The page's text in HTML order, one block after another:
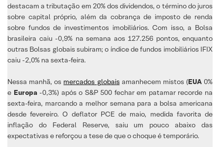
destacam a tributação em 20% dos dividendos, o término do juros
sobre capital próprio, além da cobrança de imposto de renda
sobre fundos de investimentos imobiliários. Com isso, a Bolsa
brasileira caiu -0,9% na semana aos 127.256 pontos, enquanto
outras Bolsas globais subiram; o índice de fundos imobiliários IFIX
caiu -2,0% na sexta-feira.
Nessa manhã, os mercados globais amanhecem mistos (EUA0%
e Europa-0,3%) após o S&P 500 fechar em patamar recorde na
sexta-feira, marcando a melhor semana para a bolsa americana
desde fevereiro. O deflator PCE de maio, medida favorita de
inflação do Federal Reserve, saiu um pouco abaixo das
expectativas e reforçou a tese de que o choque é temporário.